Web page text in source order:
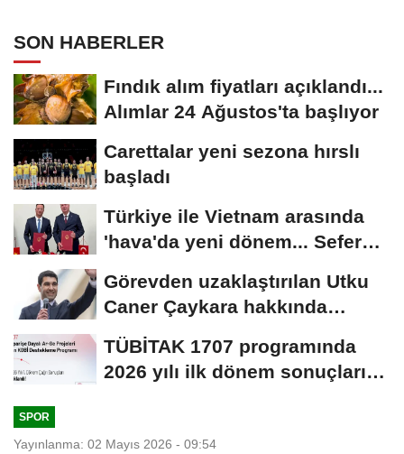
SON HABERLER
Fındık alım fiyatları açıklandı...
Alımlar 24 Ağustos'ta başlıyor
Carettalar yeni sezona hırslı
başladı
Türkiye ile Vietnam arasında
'hava'da yeni dönem... Sefer
Görevden uzaklaştırılan Utku
Caner Çaykara hakkında
tahliye kararı
TÜBİTAK 1707 programında
2026 yılı ilk dönem sonuçları
SPOR
Yayınlanma: 02 Mayıs 2026 - 09:54